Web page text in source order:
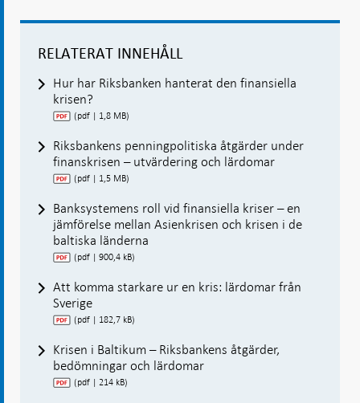
RELATERAT INNEHÅLL
Hur har Riksbanken hanterat den finansiella
krisen?
(pdf | 1,8 MB)
Riksbankens penningpolitiska åtgärder under
finanskrisen – utvärdering och lärdomar
(pdf | 1,5 MB)
Banksystemens roll vid finansiella kriser – en
jämförelse mellan Asienkrisen och krisen i de
baltiska länderna
(pdf | 900,4 kB)
Att komma starkare ur en kris: lärdomar från
Sverige
(pdf | 182,7 kB)
Krisen i Baltikum – Riksbankens åtgärder,
bedömningar och lärdomar
(pdf | 214 kB)